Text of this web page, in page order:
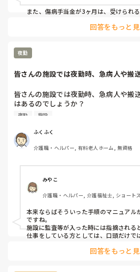
また、傷病手当金が3ヶ月は、受けられる
会社は、診断書があれば認めざるおえま
回答をもっと
夜勤
皆さんの施設では夜勤時、急病人や搬
皆さんの施設では夜勤時、急病人や搬
はあるのでしょうか？
こちら施設では全くなく、実際にどう
うか？
夜勤 施設
ふくふく
介護職・ヘルパー, 有料老人ホーム, 無資格
みやこ
介護職・ヘルパー, 介護福祉士, ショート
本来ならばそういった手順のマニュアル
ですね。
施設に監査等が入った時には指摘される
仕事をしている方としては、口頭だけで
ある程度文書化して整理しておくと、も
回答をもっと